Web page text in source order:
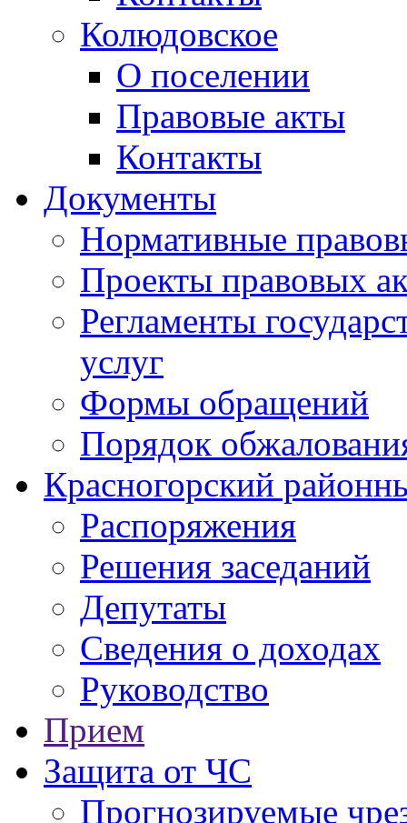
Колюдовское
О поселении
Правовые акты
Контакты
Документы
Нормативные
Проекты правовых
Регламенты
услуг
Формы обращений
Порядок
Красногорский
Распоряжения
Решения заседаний
Депутаты
Сведения о доходах
Руководство
Прием
Защита от ЧС
Прогнозируемые